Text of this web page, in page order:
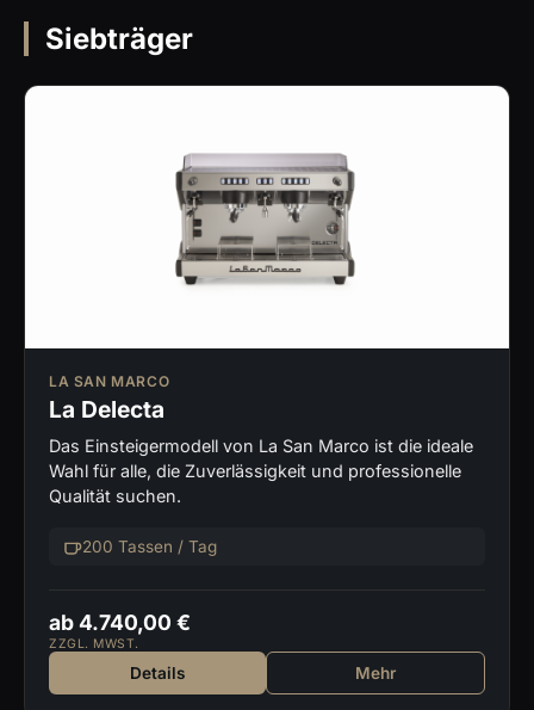
Siebträger
LA SAN MARCO
La Delecta
Das Einsteigermodell von La San Marco ist die ideale
Wahl für alle, die Zuverlässigkeit und professionelle
Qualität suchen.
200 Tassen / Tag
ab 4.740,00 €
ZZGL. MWST.
Details Mehr